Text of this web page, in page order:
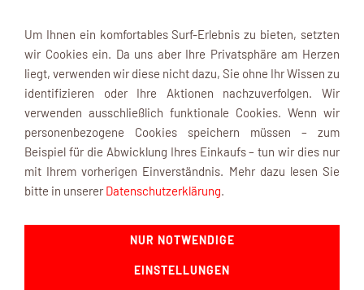
Navigation einblenden
Nylon Extra
Luftschraube
Um Ihnen ein komfortables Surf-Erlebnis zu bieten, setzten
wir Cookies ein. Da uns aber Ihre Privatsphäre am Herzen
liegt, verwenden wir diese nicht dazu, Sie ohne Ihr Wissen zu
identifizieren oder Ihre Aktionen nachzuverfolgen. Wir
verwenden ausschließlich funktionale Cookies. Wenn wir
personenbezogene Cookies speichern müssen – zum
Beispiel für die Abwicklung Ihres Einkaufs – tun wir dies nur
mit Ihrem vorherigen Einverständnis. Mehr dazu lesen Sie
bitte in unserer Datenschutzerklärung.
NUR NOTWENDIGE
EINSTELLUNGEN